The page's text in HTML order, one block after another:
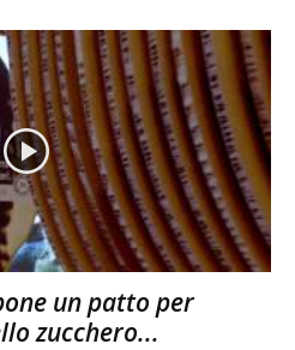
un patto per
zucchero...